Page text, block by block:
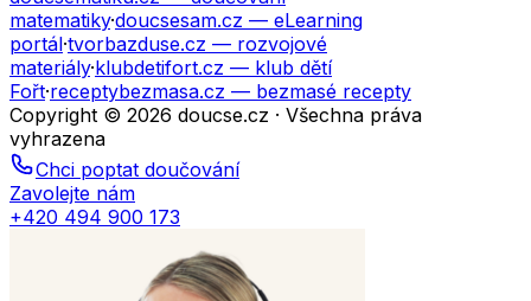
matematiky·doucsesam.cz — eLearning
portál·tvorbazduse.cz — rozvojové
materiály·klubdetifort.cz — klub dětí
Fořt·receptybezmasa.cz — bezmasé recepty
Copyright © 2026 doucse.cz · Všechna práva
vyhrazena
Chci poptat doučování
Zavolejte nám
+420 494 900 173